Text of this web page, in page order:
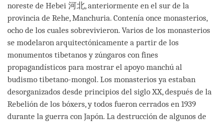
noreste de Hebei 河北, anteriormente en el sur de la
provincia de Rehe, Manchuria. Contenía once monasterios,
ocho de los cuales sobrevivieron. Varios de los monasterios
se modelaron arquitectónicamente a partir de los
monumentos tibetanos y zúngaros con fines
propagandísticos para mostrar el apoyo manchú al
budismo tibetano-mongol. Los monasterios ya estaban
desorganizados desde principios del siglo XX, después de la
Rebelión de los bóxers, y todos fueron cerrados en 1939
durante la guerra con Japón. La destrucción de algunos de